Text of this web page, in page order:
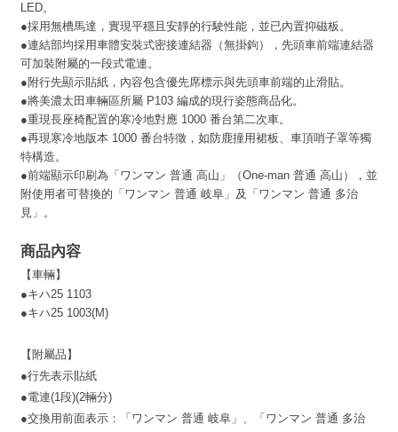
LED。
●採用無槽馬達，實現平穩且安靜的行駛性能，並已內置抑磁板。
●連結部均採用車體安裝式密接連結器（無掛鉤），先頭車前端連結器
可加裝附屬的一段式電連。
●附行先顯示貼紙，內容包含優先席標示與先頭車前端的止滑貼。
●將美濃太田車輛區所屬 P103 編成的現行姿態商品化。
●重現長座椅配置的寒冷地對應 1000 番台第二次車。
●再現寒冷地版本 1000 番台特徵，如防鹿撞用裙板、車頂哨子罩等獨
特構造。
●前端顯示印刷為「ワンマン 普通 高山」（One-man 普通 高山），並
附使用者可替換的「ワンマン 普通 岐阜」及「ワンマン 普通 多治
見」。
商品內容
【車輛】
●キハ25 1103
●キハ25 1003(M)
【附屬品】
●行先表示貼紙
●電連(1段)(2輛分)
●交換用前面表示：
「ワンマン 普通 岐阜」、「ワンマン 普通 多治